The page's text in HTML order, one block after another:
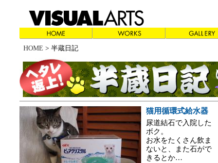
HOME > 半蔵日記
猫用循環式給水器
尿道結石で入院した
ボク。
お水をたくさん飲ま
ないと、また石がで
きるとか…